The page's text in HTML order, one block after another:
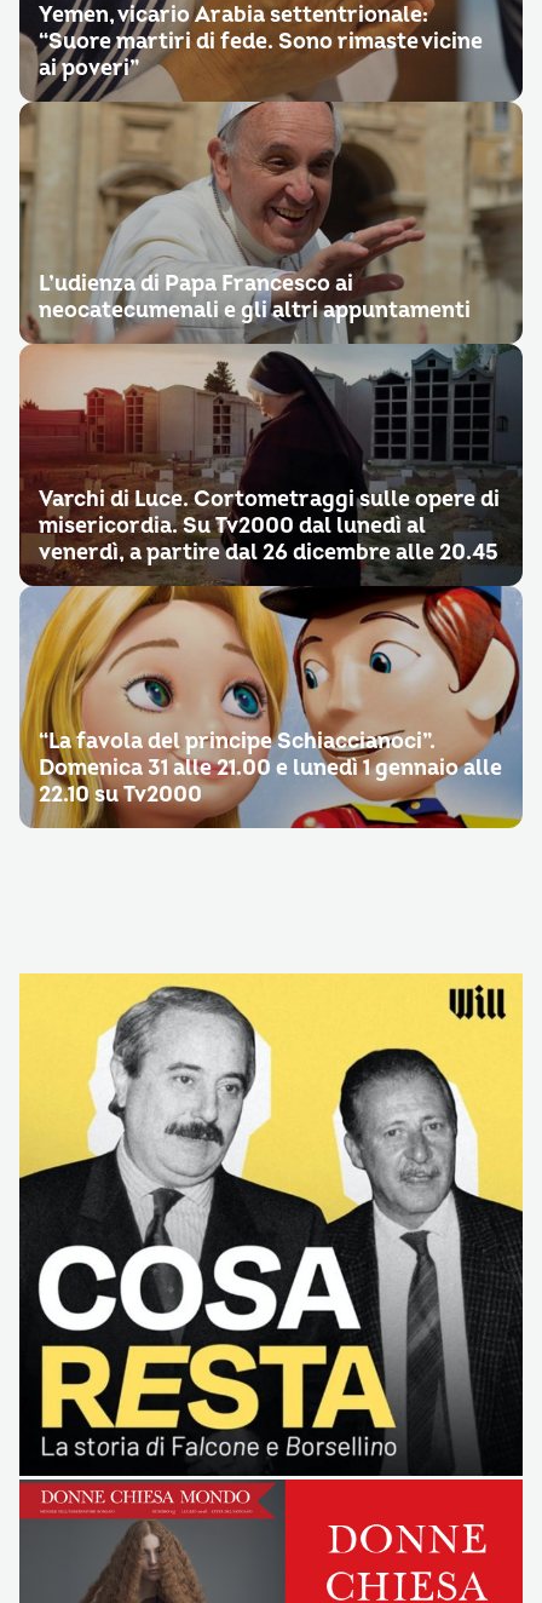
Yemen, vicario Arabia settentrionale:
“Suore martiri di fede. Sono rimaste vicine
ai poveri”
L’udienza di Papa Francesco ai
neocatecumenali e gli altri appuntamenti
Varchi di Luce. Cortometraggi sulle opere di
misericordia. Su Tv2000 dal lunedì al
venerdì, a partire dal 26 dicembre alle 20.45
“La favola del principe Schiaccianoci”.
Domenica 31 alle 21.00 e lunedì 1 gennaio alle
22.10 su Tv2000